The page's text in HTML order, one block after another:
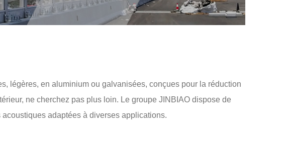
légères, en aluminium ou galvanisées, conçues pour la réduction
ne cherchez pas plus loin. Le groupe JINBIAO dispose de
adaptées à diverses applications.